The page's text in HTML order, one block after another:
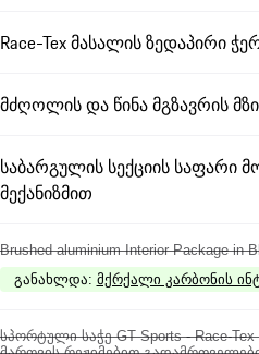
Race-Tex მასალის ზედაპირი
მძღოლის და წინა მგზავრის
საბარგულის სექციის საფარი
მექანიზმით
Brushed aluminium Interior Package in
განახლდა: მქრქალი კარბონის
სპორტული საჭე GT Sports - Race-